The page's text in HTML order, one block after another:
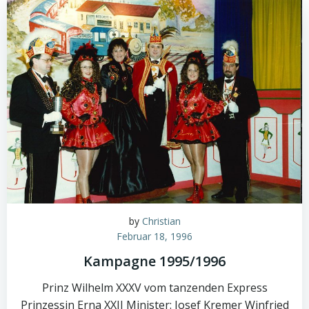
by Christian
Februar 18, 1996
Kampagne 1995/1996
Prinz Wilhelm XXXV vom tanzenden Express
Prinzessin Erna XXII Minister: Josef Kremer Winfried